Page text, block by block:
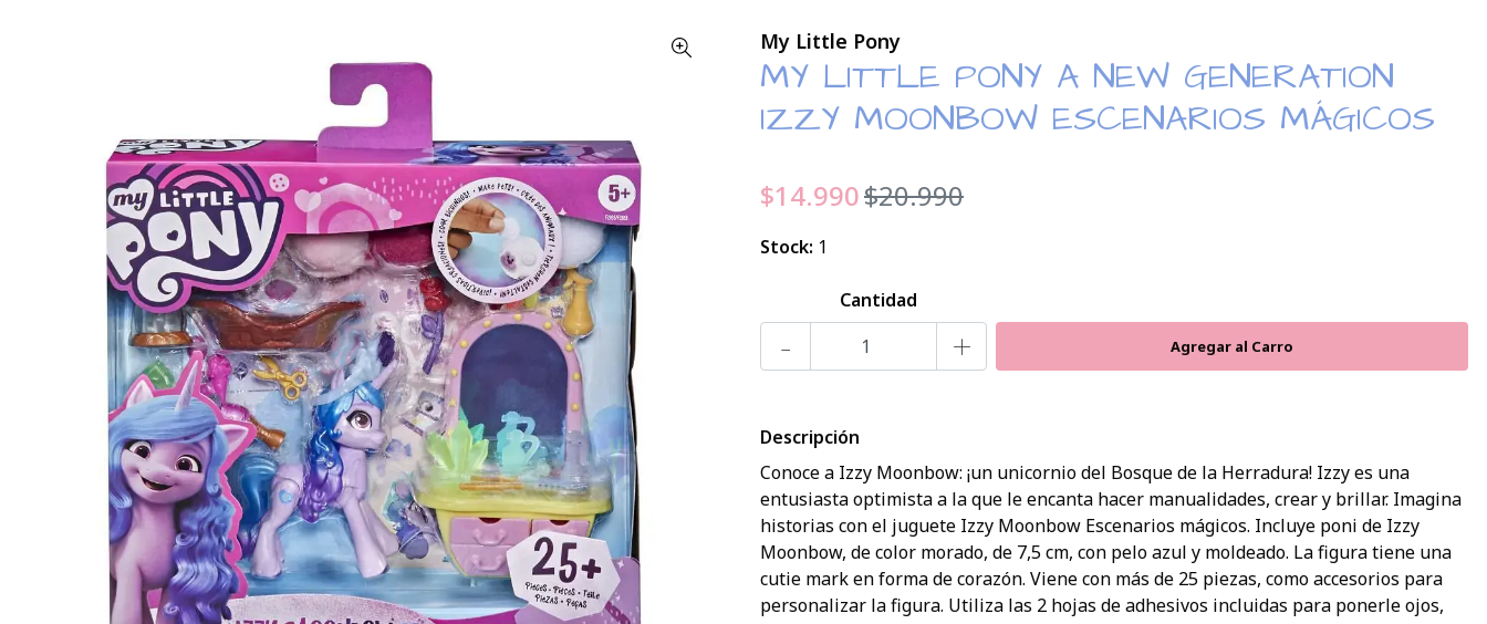
My Little Pony
MY LITTLE PONY A NEW GENERATION
IZZY MOONBOW ESCENARIOS MÁGICOS
$14.990$20.990
Stock: 1
Cantidad
- +
Descripción
Conoce a Izzy Moonbow: ¡un unicornio del Bosque de la Herradura! Izzy es una
entusiasta optimista a la que le encanta hacer manualidades, crear y brillar. Imagina
historias con el juguete Izzy Moonbow Escenarios mágicos. Incluye poni de Izzy
Moonbow, de color morado, de 7,5 cm, con pelo azul y moldeado. La figura tiene una
cutie mark en forma de corazón. Viene con más de 25 piezas, como accesorios para
personalizar la figura. Utiliza las 2 hojas de adhesivos incluidas para ponerle ojos,